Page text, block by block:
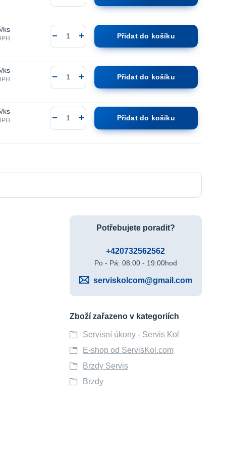
/ks
Přidat do košíku
/ks
Přidat do košíku
/ks
Přidat do košíku
Potřebujete poradit?
+420732562562
Po - Pá: 08:00 - 19:00hod
serviskolcom@gmail.com
Zboží zařazeno v kategoriích
Servisní úkony - Servis Kol
E-shop od ServisKol.com
Brzdy Servis
Brzdy